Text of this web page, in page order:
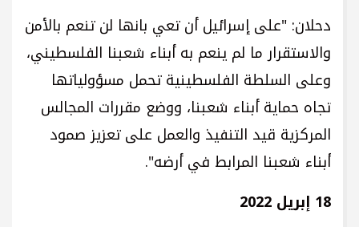
دحلان: "على إسرائيل أن تعي بانها لن تنعم بالأمن
والاستقرار ما لم ينعم به أبناء شعبنا الفلسطيني،
وعلى السلطة الفلسطينية تحمل مسؤولياتها
تجاه حماية أبناء شعبنا، ووضع مقررات المجالس
المركزية قيد التنفيذ والعمل على تعزيز صمود
أبناء شعبنا المرابط في أرضه".
18 إبريل 2022